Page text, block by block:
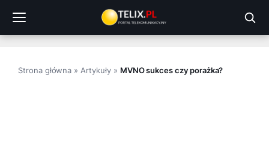
treści
Strona główna » Artykuły» MVNO sukces czy porażka?